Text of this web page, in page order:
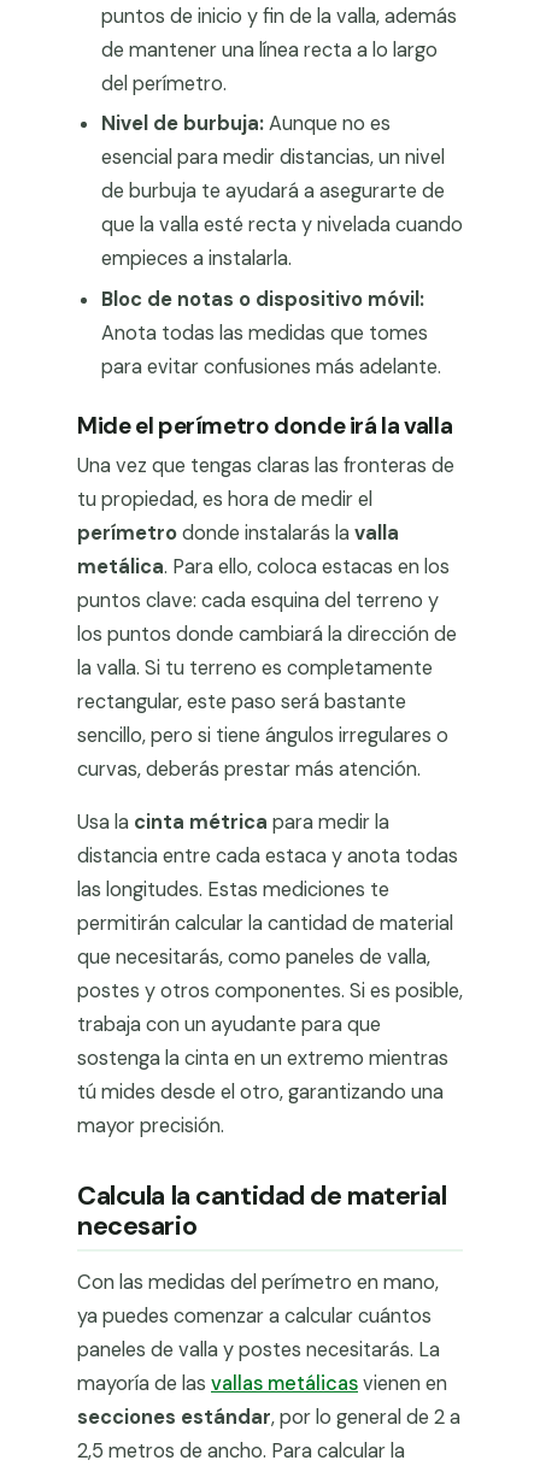
puntos de inicio y fin de la valla, además
de mantener una línea recta a lo largo
del perímetro.
Nivel de burbuja:Aunque no es
esencial para medir distancias, un nivel
de burbuja te ayudará a asegurarte de
que la valla esté recta y nivelada cuando
empieces a instalarla.
Bloc de notas o dispositivo móvil:
Anota todas las medidas que tomes
para evitar confusiones más adelante.
Mide el perímetro donde irá la valla
Una vez que tengas claras las fronteras de
tu propiedad, es hora de medir el
perímetrodonde instalarás la valla
metálica. Para ello, coloca estacas en los
puntos clave: cada esquina del terreno y
los puntos donde cambiará la dirección de
la valla. Si tu terreno es completamente
rectangular, este paso será bastante
sencillo, pero si tiene ángulos irregulares o
curvas, deberás prestar más atención.
Usa la cinta métrica para medir la
distancia entre cada estaca y anota todas
las longitudes. Estas mediciones te
permitirán calcular la cantidad de material
que necesitarás, como paneles de valla,
postes y otros componentes. Si es posible,
trabaja con un ayudante para que
sostenga la cinta en un extremo mientras
tú mides desde el otro, garantizando una
mayor precisión.
Calcula la cantidad de material
necesario
Con las medidas del perímetro en mano,
ya puedes comenzar a calcular cuántos
paneles de valla y postes necesitarás. La
mayoría de las vallas metálicasvienen en
secciones estándar, por lo general de 2 a
2,5 metros de ancho. Para calcular la